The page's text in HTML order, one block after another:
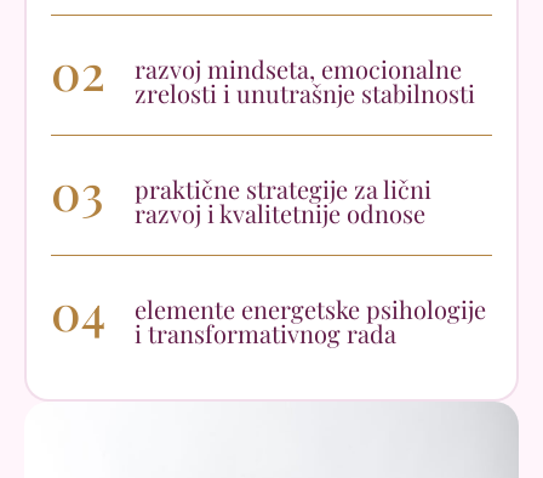
02 razvoj mindseta, emocionalne
zrelosti i unutrašnje stabilnosti
03 praktične strategije za lični
razvoj i kvalitetnije odnose
04 elemente energetske psihologije
i transformativnog rada